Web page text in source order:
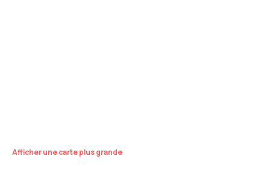
Afficher une carte plus grande